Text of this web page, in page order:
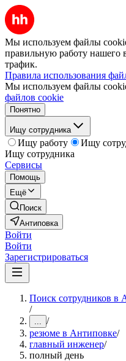
Мы используем файлы
правильную работу нашего
трафик.
Правила использования
Мы используем файлы
файлов cookie
Понятно
Ищу сотрудника
Ищу работу
Ищу
Ищу сотрудника
Сервисы
Помощь
Ещё
Поиск
Антиповка
Войти
Войти
Зарегистрироваться
Поиск сотрудников в
/
... /
резюме в Антиповке/
главный инженер/
полный день